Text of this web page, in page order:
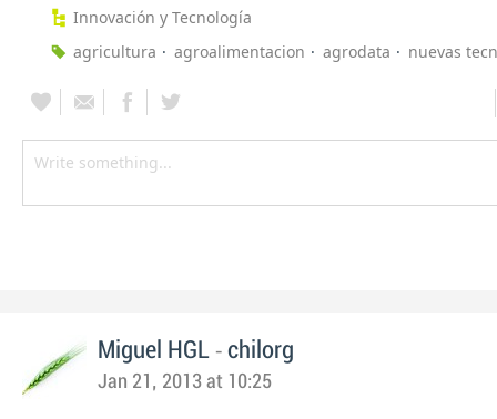
Innovación y Tecnología
agricultura
agroalimentacion agrodata nuevas
Miguel HGL - chilorg
Jan 21, 2013 at 10:25